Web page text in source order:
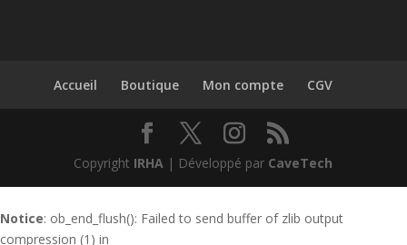
Accueil Boutique Mon compte CGV
Copyright IRHA | Développé par CaveTech
Notice: ob_end_flush(): Failed to send buffer of zlib output
compression (1) in